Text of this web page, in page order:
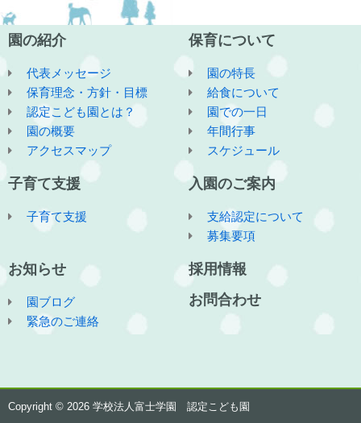
園の紹介
代表メッセージ
保育理念・方針・目標
認定こども園とは？
園の概要
アクセスマップ
保育について
園の特長
給食について
園での一日
年間行事
スケジュール
子育て支援
子育て支援
入園のご案内
支給認定について
募集要項
お知らせ
園ブログ
緊急のご連絡
採用情報
お問合わせ
Copyright © 2026 学校法人富士学園 認定こども園